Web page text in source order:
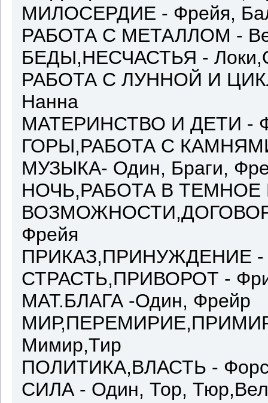
МИЛОСЕРДИЕ - Фрейя,
РАБОТА С МЕТАЛЛОМ -
БЕДЫ,НЕСЧАСТЬЯ -
РАБОТА С ЛУННОЙ И
Нанна
МАТЕРИНСТВО И ДЕТИ -
ГОРЫ,РАБОТА С
МУЗЫКА- Один, Браги,
НОЧЬ,РАБОТА В ТЕМНОЕ
Фрейя
ПРИКАЗ,ПРИНУЖДЕНИЕ -
СТРАСТЬ,ПРИВОРОТ -
МАТ.БЛАГА -Один, Фрейр
Мимир,Тир
ПОЛИТИКА,ВЛАСТЬ -
СИЛА - Один, Тор,